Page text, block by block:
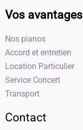
Vos avantages
Nos pianos
Accord et entretien
Location Particulier
Service Concert
Transport
Contact